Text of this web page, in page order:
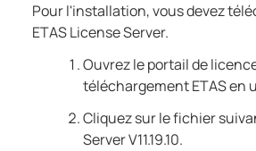
Pour l'installation, vous devez
ETAS License Server.
Ouvrez le portail de
téléchargement ETAS en
Cliquez sur le fichier
ServerV11.19.10.